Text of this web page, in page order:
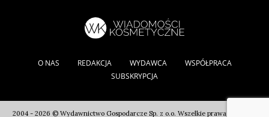
O NAS REDAKCJA WYDAWCA
WSPÓŁPRACA
SUBSKRYPCJA
2004 - 2026 © Wydawnictwo Gospodarcze Sp. z o.o. Wszelkie prawa autorskie